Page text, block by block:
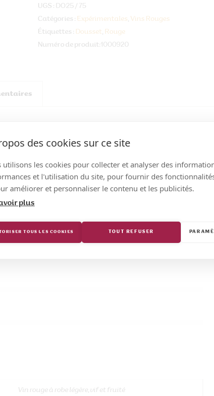
des cookies sur ce site
utilisons les cookies pour collecter et analyser des
et l'utilisation du site, pour fournir des
améliorer et personnaliser le contenu et les publicités.
plus
TOUS LES COOKIES TOUT REFUSER
UGS :
DO25 / 75
Catégories : Expérimentales, Vins Rouges
Étiquettes : Dousset, Rouge
Numéro de produit: 1000920
main
– Cuvaison de 6 à 8 jours
Vin rouge à robe légère, vif et fruité